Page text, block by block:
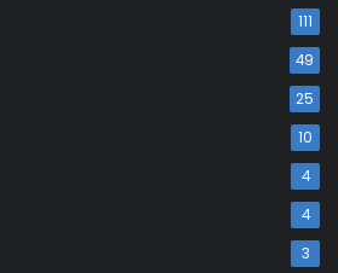
111
49
25
10
4
4
3